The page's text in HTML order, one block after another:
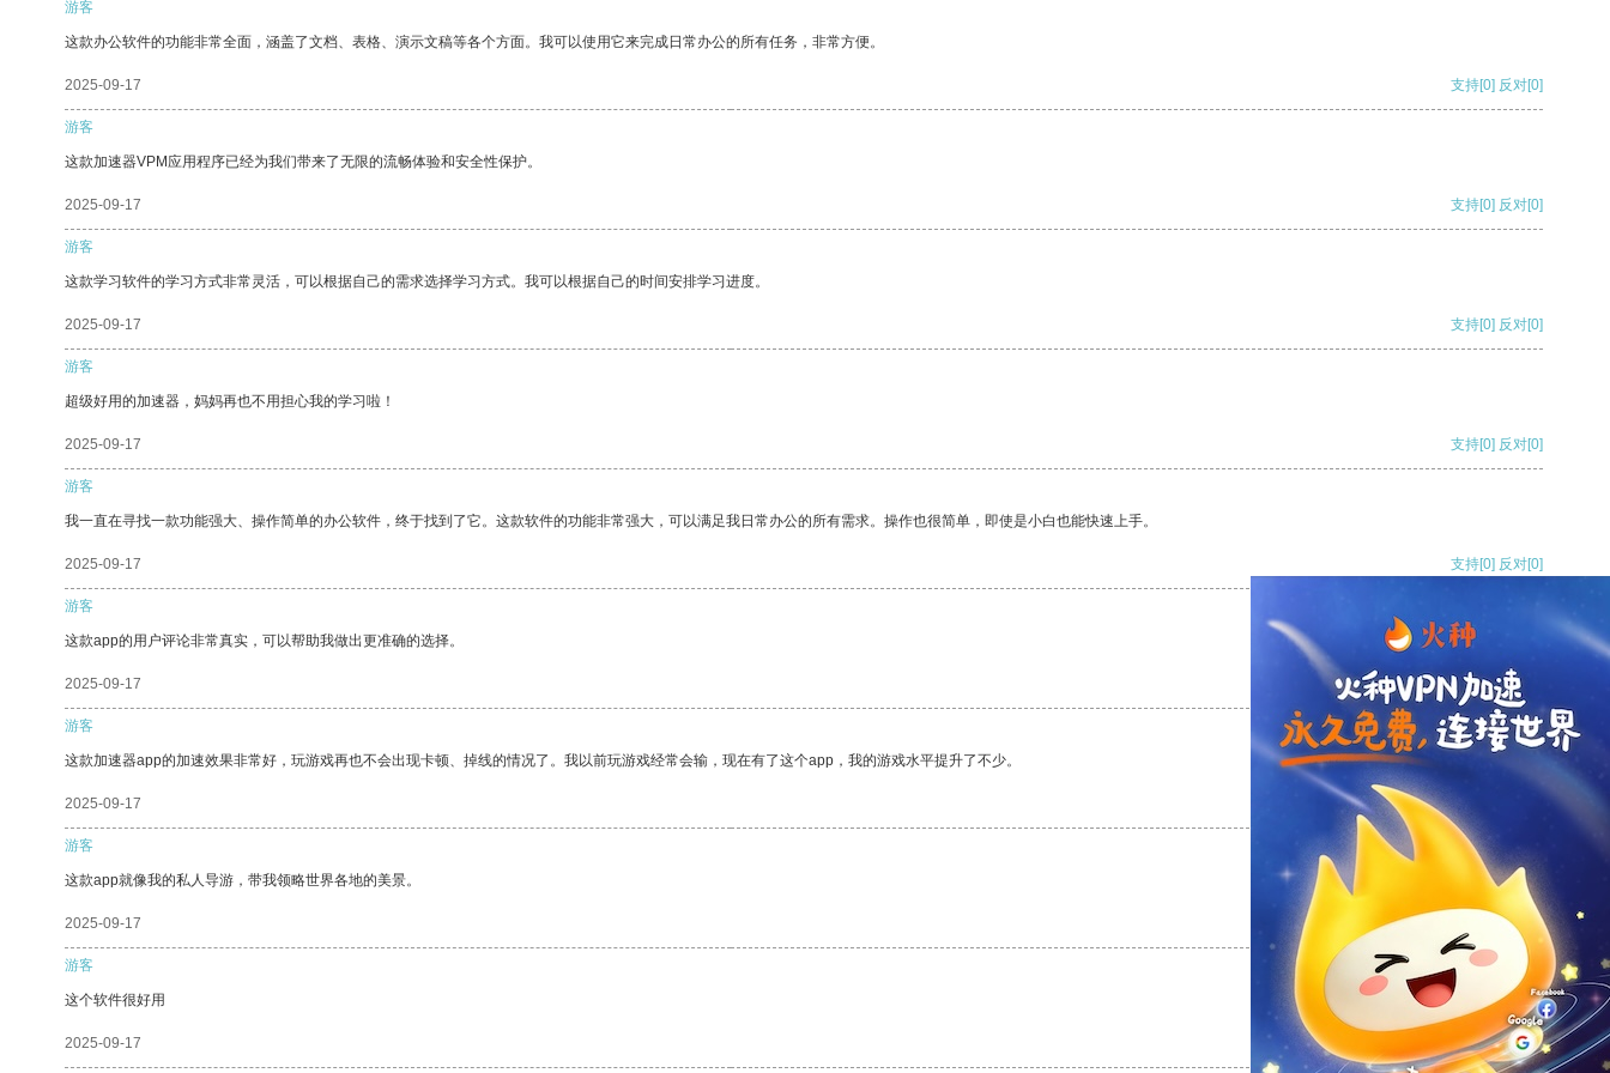
游客
这款办公软件的功能非常全面，涵盖了文档、表格、演示文稿等各个方面。我可以使用它来完成日常办公的所有任务，非常方便。
2025-09-17 支持[0] 反对[0]
游客
这款加速器VPM应用程序已经为我们带来了无限的流畅体验和安全性保护。
2025-09-17 支持[0] 反对[0]
游客
这款学习软件的学习方式非常灵活，可以根据自己的需求选择学习方式。我可以根据自己的时间安排学习进度。
2025-09-17 支持[0] 反对[0]
游客
超级好用的加速器，妈妈再也不用担心我的学习啦！
2025-09-17 支持[0] 反对[0]
游客
我一直在寻找一款功能强大、操作简单的办公软件，终于找到了它。这款软件的功能非常强大，可以满足我日常办公的所有需求。操作也很简单，即使是小白也能快速上手。
2025-09-17 支持[0] 反对[0]
游客
这款app的用户评论非常真实，可以帮助我做出更准确的选择。
2025-09-17 支持[0] 反对
游客
这款加速器app的加速效果非常好，玩游戏再也不会出现卡顿、掉线的情况了。我以前玩游戏经常会输，现在有了这个app，我的游戏水平提升了不少。
2025-09-17 支持
游客
这款app就像我的私人导游，带我领略世界各地的美景。
2025-09-17 反对 [0]
游客
这个软件很好用
2025-09-17 支持[0] 反对[0]